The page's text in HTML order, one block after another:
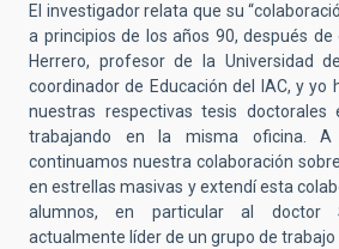
El investigador relata que su
a principios de los años 90, después
Herrero, profesor de la Universidad
coordinador de Educación del IAC, y yo
nuestras respectivas tesis doctorales
trabajando en la misma oficina. A
continuamos nuestra colaboración
en estrellas masivas y extendí esta
alumnos, en particular al doctor
actualmente líder de un grupo de trabajo